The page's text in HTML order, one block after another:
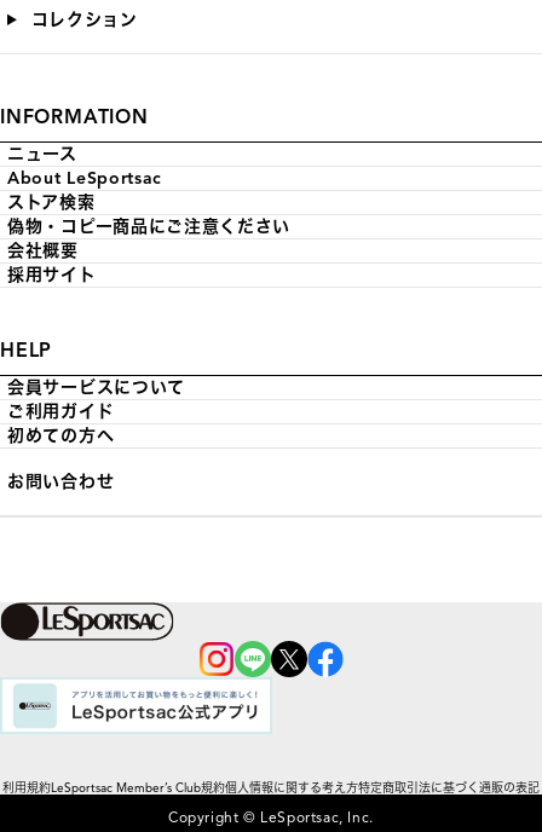
コレクション
INFORMATION
ニュース
About LeSportsac
ストア検索
偽物・コピー商品にご注意ください
会社概要
採用サイト
HELP
会員サービスについて
ご利用ガイド
初めての方へ
お問い合わせ
利用規約LeSportsac Member’s Club規約個人情報に関する考え方特定商取引法に基づく通販の表記
Copyright © LeSportsac, Inc.